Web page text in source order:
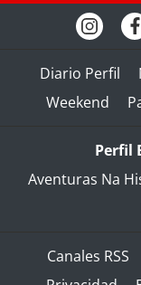
Diario Perfil
Weekend
Perfil
Aventuras Na
Canales RSS